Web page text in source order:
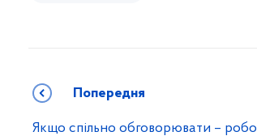
Попередня
Якщо спільно обговорювати –